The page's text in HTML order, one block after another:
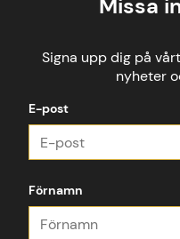
Missa
Signa upp dig på
nyheter
E-post
Förnamn